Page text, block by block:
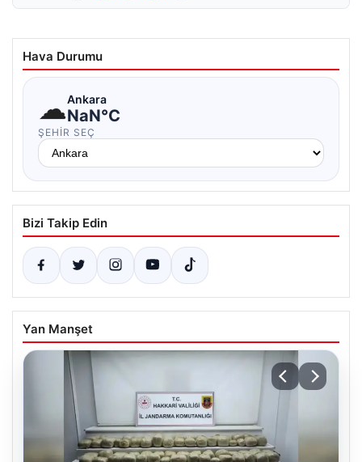
Hava Durumu
☁Ankara
NaN°C
ŞEHIR SEÇ
Bizi Takip Edin
Yan Manşet